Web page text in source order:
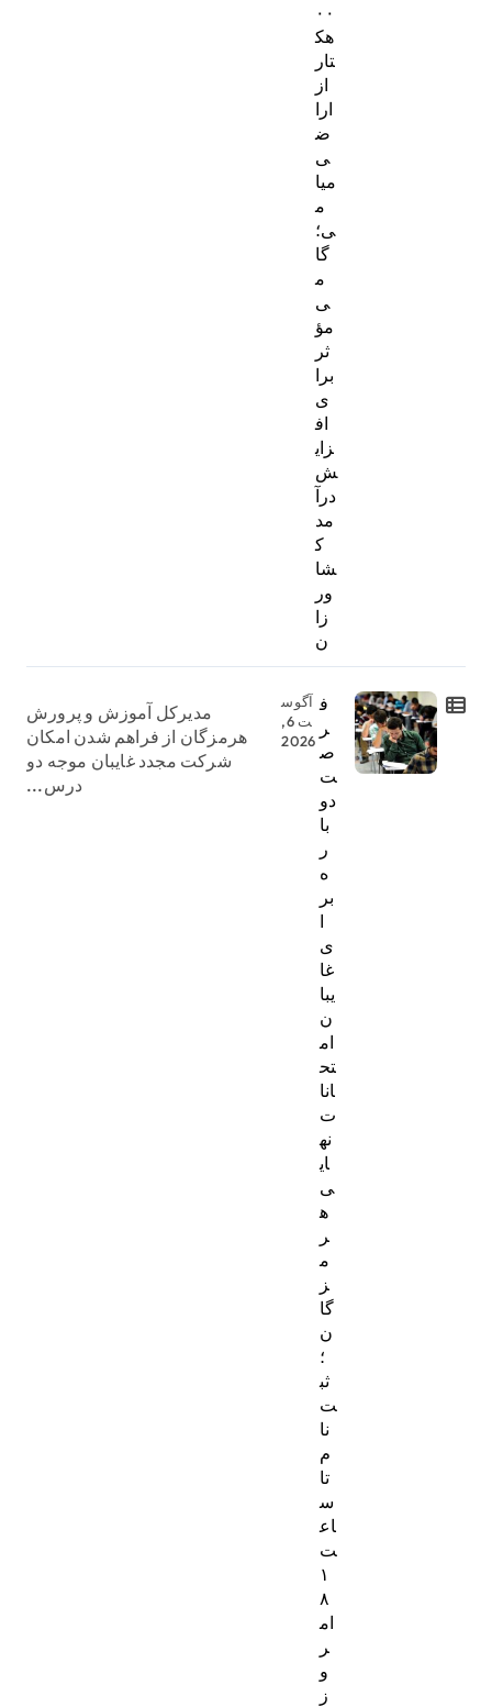
۰۰
هک
تار
از
ارا
ض
ی
میا
م
ی؛
گا
م
ی
مؤ
ثر
برا
ی
اف
زای
ش
درآ
مد
ک
شا
ور
زا
ن
ف
ر
ص
ت
دو
با
ر
ه
بر
ا
ی
غا
یبا
ن
ام
تح
انا
ت
نه
ای
ی
ه
ر
م
ز
گا
ن
؛
ثب
ت‌
نا
م
تا
س
اع
ت
۱
۸
ام
ر
و
ز
آگوس
ت 6,
2026
مدیرکل آموزش و پرورش
هرمزگان از فراهم شدن امکان
شرکت مجدد غایبان موجه دو
درس...